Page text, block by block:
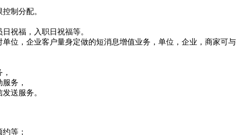
制分配。
祝福，入职日祝福等。
位，企业客户量身定做的短消息增值业务，单位，企业，商家可
务，
送服务。
等；